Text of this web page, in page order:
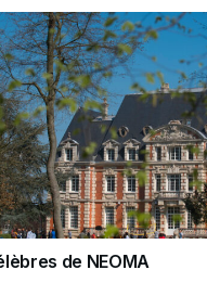
de NEOMA